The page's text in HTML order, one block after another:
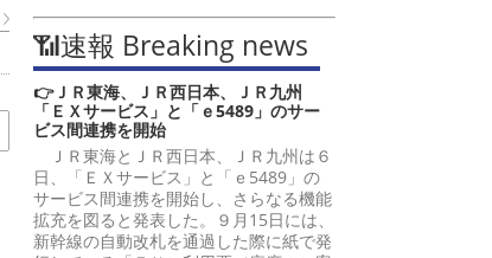
📶速報 Breaking news
👉ＪＲ東海、ＪＲ西日本、ＪＲ九州
「ＥＸサービス」と「ｅ5489」のサー
ビス間連携を開始
ＪＲ東海とＪＲ西日本、ＪＲ九州は６
日、「ＥＸサービス」と「ｅ5489」の
サービス間連携を開始し、さらなる機能
拡充を図ると発表した。９月15日には、
新幹線の自動改札を通過した際に紙で発